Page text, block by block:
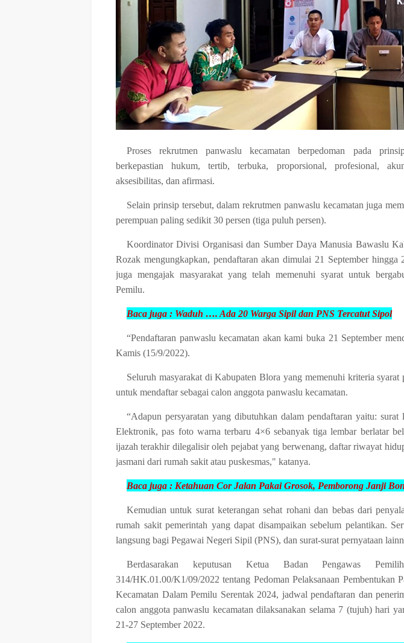
Proses rekrutmen panwaslu kecamatan berpedoman pada
berkepastian hukum, tertib, terbuka, proporsional, profesional,
aksesibilitas, dan afirmasi.
Selain prinsip tersebut, dalam rekrutmen panwaslu kecamatan juga
perempuan paling sedikit 30 persen (tiga puluh persen).
Koordinator Divisi Organisasi dan Sumber Daya Manusia Bawaslu
Rozak mengungkapkan, pendaftaran akan dimulai 21 September hingga
juga mengajak masyarakat yang telah memenuhi syarat untuk
Pemilu.
Baca juga : Waduh …. Ada 20 Warga Sipil dan PNS Tercatut Sipol
“Pendaftaran panwaslu kecamatan akan kami buka 21 September
Kamis (15/9/2022).
Seluruh masyarakat di Kabupaten Blora yang memenuhi kriteria syarat
untuk mendaftar sebagai calon anggota panwaslu kecamatan.
“Adapun persyaratan yang dibutuhkan dalam pendaftaran yaitu:
Elektronik, pas foto warna terbaru 4×6 sebanyak tiga lembar berlatar
ijazah terakhir dilegalisir oleh pejabat yang berwenang, daftar riwayat
jasmani dari rumah sakit atau puskesmas," katanya.
Baca juga : Ketahuan Cor Jalan Pakai Grosok, Pemborong Janji
Kemudian untuk surat keterangan sehat rohani dan bebas dari
rumah sakit pemerintah yang dapat disampaikan sebelum pelantikan.
langsung bagi Pegawai Negeri Sipil (PNS), dan surat-surat pernyataan
Berdasarakan keputusan Ketua Badan Pengawas
314/HK.01.00/K1/09/2022 tentang Pedoman Pelaksanaan Pembentukan
Kecamatan Dalam Pemilu Serentak 2024, jadwal pendaftaran dan
calon anggota panwaslu kecamatan dilaksanakan selama 7 (tujuh) hari
21-27 September 2022.